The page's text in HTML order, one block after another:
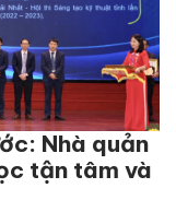
Nhà quản
tận tâm và